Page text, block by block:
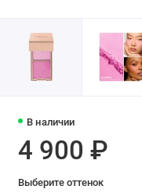
В наличии
4 900 ₽
Выберите оттенок